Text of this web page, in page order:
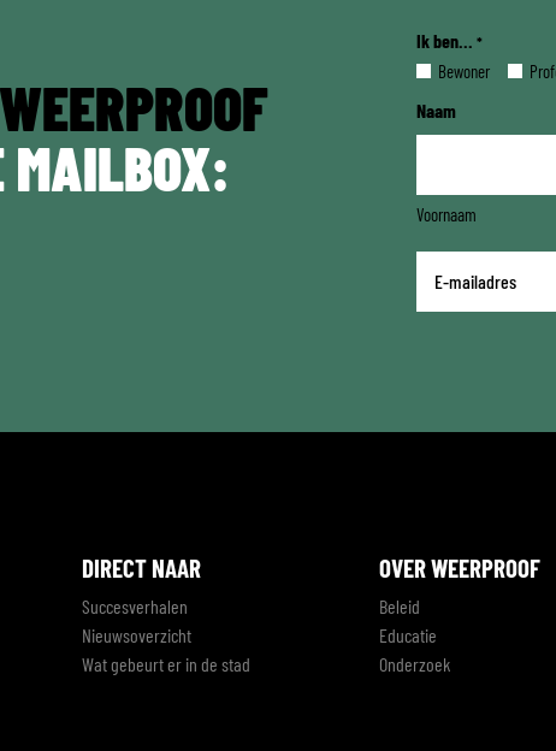
Ik ben... *
Bewoner
Naam
Voornaam
mailadres
DIRECT NAAR
Succesverhalen
Nieuwsoverzicht
Wat gebeurt er in de stad
OVER WEERPROOF
Beleid
Educatie
Onderzoek